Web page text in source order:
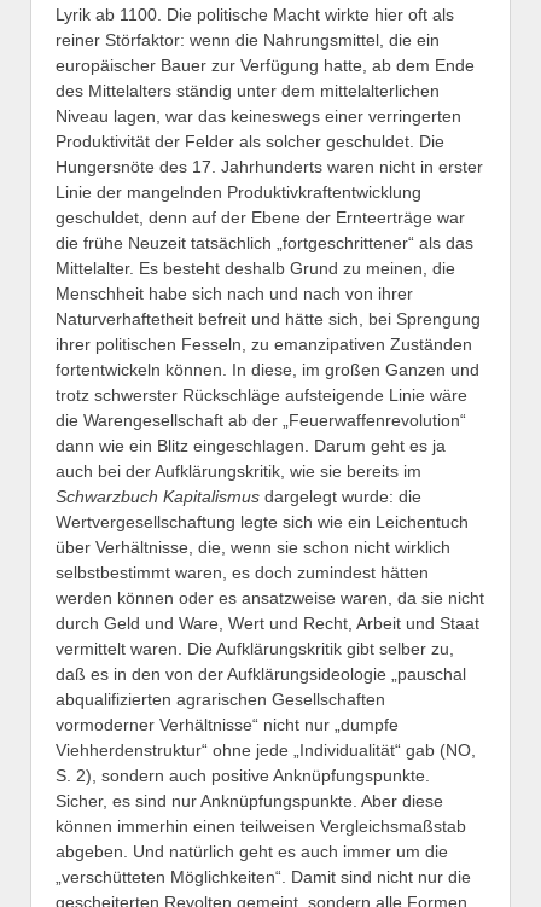
Lyrik ab 1100. Die politische Macht wirkte hier oft als
reiner Störfaktor: wenn die Nahrungsmittel, die ein
europäischer Bauer zur Verfügung hatte, ab dem Ende
des Mittelalters ständig unter dem mittelalterlichen
Niveau lagen, war das keineswegs einer verringerten
Produktivität der Felder als solcher geschuldet. Die
Hungersnöte des 17. Jahrhunderts waren nicht in erster
Linie der mangelnden Produktivkraftentwicklung
geschuldet, denn auf der Ebene der Ernteerträge war
die frühe Neuzeit tatsächlich „fortgeschrittener“ als das
Mittelalter. Es besteht deshalb Grund zu meinen, die
Menschheit habe sich nach und nach von ihrer
Naturverhaftetheit befreit und hätte sich, bei Sprengung
ihrer politischen Fesseln, zu emanzipativen Zuständen
fortentwickeln können. In diese, im großen Ganzen und
trotz schwerster Rückschläge aufsteigende Linie wäre
die Warengesellschaft ab der „Feuerwaffenrevolution“
dann wie ein Blitz eingeschlagen. Darum geht es ja
auch bei der Aufklärungskritik, wie sie bereits im
Schwarzbuch Kapitalismus dargelegt wurde: die
Wertvergesellschaftung legte sich wie ein Leichentuch
über Verhältnisse, die, wenn sie schon nicht wirklich
selbstbestimmt waren, es doch zumindest hätten
werden können oder es ansatzweise waren, da sie nicht
durch Geld und Ware, Wert und Recht, Arbeit und Staat
vermittelt waren. Die Aufklärungskritik gibt selber zu,
daß es in den von der Aufklärungsideologie „pauschal
abqualifizierten agrarischen Gesellschaften
vormoderner Verhältnisse“ nicht nur „dumpfe
Viehherdenstruktur“ ohne jede „Individualität“ gab (NO,
S. 2), sondern auch positive Anknüpfungspunkte.
Sicher, es sind nur Anknüpfungspunkte. Aber diese
können immerhin einen teilweisen Vergleichsmaßstab
abgeben. Und natürlich geht es auch immer um die
„verschütteten Möglichkeiten“. Damit sind nicht nur die
gescheiterten Revolten gemeint, sondern alle Formen,